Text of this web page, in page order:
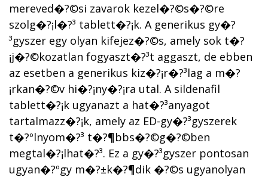
mereved�?©si zavarok kezel�?©s�?©re
szolg�?¡l�?³ tablett�?¡k. A generikus gy�?
³gyszer egy olyan kifejez�?©s, amely sok t�?
¡j�?©kozatlan fogyaszt�?³t aggaszt, de ebben
az esetben a generikus kiz�?¡r�?³lag a m�?
¡rkan�?©v hi�?¡ny�?¡ra utal. A sildenafil
tablett�?¡k ugyanazt a hat�?³anyagot
tartalmazz�?¡k, amely az ED-gy�?³gyszerek
t�?ºlnyom�?³ t�?¶bbs�?©g�?©ben
megtal�?¡lhat�?³. Ez a gy�?³gyszer pontosan
ugyan�?ºgy m�?±k�?¶dik �?©s ugyanolyan